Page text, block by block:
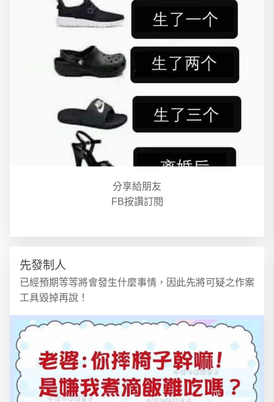
分享給朋友
FB按讚訂閱
先發制人
已經預期等等將會發生什麼事情，因此先將可疑之作案
工具毀掉再說！